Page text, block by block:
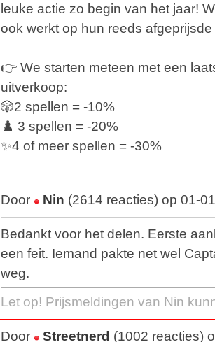
leuke actie zo begin van het jaar!
ook werkt op hun reeds
👉 We starten meteen met een
uitverkoop:
🎲2 spellen = -10%
♟️ 3 spellen = -20%
✨4 of meer spellen = -30%
Door Nin (2614 reacties) op 01-
Bedankt voor het delen. Eerste
een feit. Iemand pakte net wel
weg.
Let op! Prijsmeldingen van Nin
Door Streetnerd (1002 reacties)